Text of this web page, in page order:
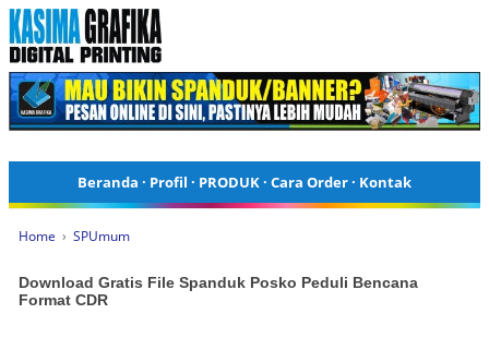
Beranda · Profil · PRODUK· Cara Order· Kontak
Home › SPUmum
Download Gratis File Spanduk Posko Peduli Bencana
Format CDR